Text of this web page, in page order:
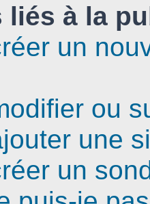
liés à la
un
ou
une
un